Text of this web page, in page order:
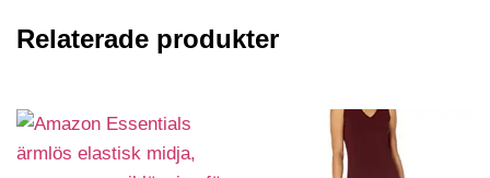
Relaterade produkter